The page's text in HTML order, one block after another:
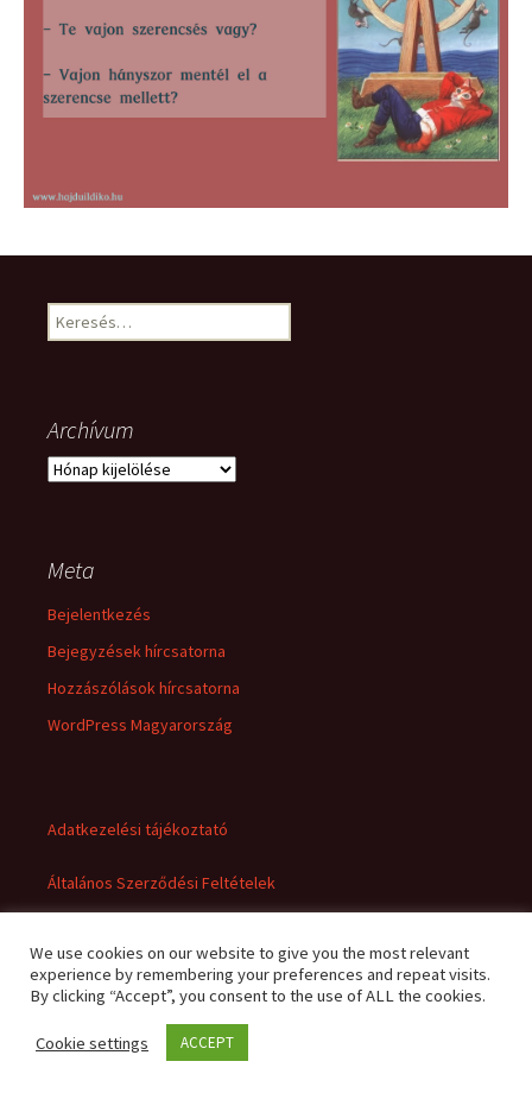
Keresés:
Archívum
Archívum
Meta
Bejelentkezés
Bejegyzések hírcsatorna
Hozzászólások hírcsatorna
WordPress Magyarország
Adatkezelési tájékoztató
Általános Szerződési Feltételek
Adatkezelési tájékoztató
We use cookies on our website to give you the most relevant
experience by remembering your preferences and repeat visits.
By clicking “Accept”, you consent to the use of ALL the cookies.
Cookie settings ACCEPT